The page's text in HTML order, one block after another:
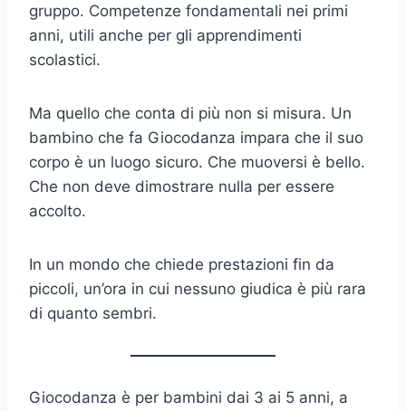
gruppo. Competenze fondamentali nei primi
anni, utili anche per gli apprendimenti
scolastici.
Ma quello che conta di più non si misura. Un
bambino che fa Giocodanza impara che il suo
corpo è un luogo sicuro. Che muoversi è bello.
Che non deve dimostrare nulla per essere
accolto.
In un mondo che chiede prestazioni fin da
piccoli, un’ora in cui nessuno giudica è più rara
di quanto sembri.
Giocodanza è per bambini dai 3 ai 5 anni, a